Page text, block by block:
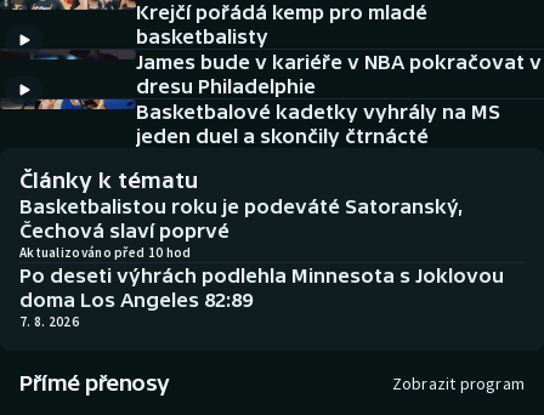
DALŠÍ SPORTY
Americký fotbal
Baseball a softbal
Basketbal
Biatlon
Boby a skeleton
Box
NEPŘEHLÉDNĚTE
Historické návraty
Aplikace ČT sport
AZ kvíz
Krejčí pořádá kemp pro mladé
basketbalisty
James bude v kariéře v NBA pokračovat v
dresu Philadelphie
Basketbalové kadetky vyhrály na MS
jeden duel a skončily čtrnácté
Články k tématu
Basketbalistou roku je podeváté Satoranský,
Čechová slaví poprvé
Aktualizováno před 10 hod
Po deseti výhrách podlehla Minnesota s Joklovou
doma Los Angeles 82:89
7. 8. 2026
Přímé přenosy Zobrazit program